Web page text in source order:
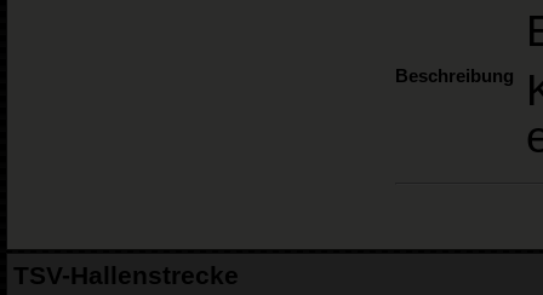
Beschreibung
TSV-Hallenstrecke